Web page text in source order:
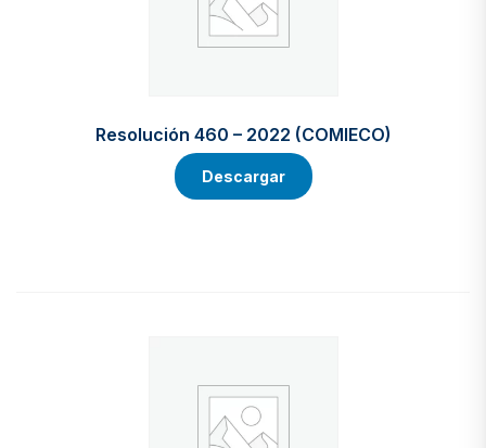
Resolución 460 – 2022 (COMIECO)
Descargar